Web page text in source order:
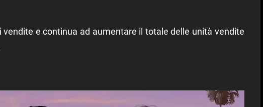
vendite e continua ad aumentare il totale delle unità vendite